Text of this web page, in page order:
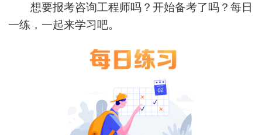
想要报考咨询工程师吗？开始备考了吗？每日
一练，一起来学习吧。